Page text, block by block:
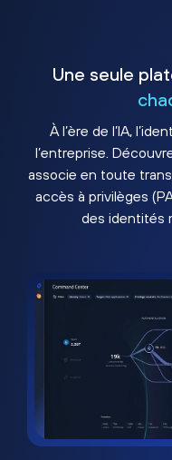
Une seule
À l’ère de l’IA,
l’entreprise.
associe en toute
accès à privilèges
des identités